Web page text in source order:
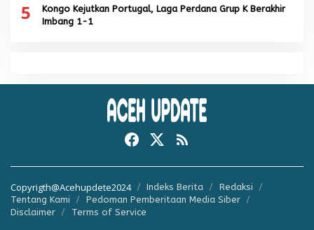
5
Kongo Kejutkan Portugal, Laga Perdana Grup K Berakhir
Imbang 1-1
Copyrigth@Acehupdete2024 Indeks Berita
Redaksi
Tentang Kami
Pedoman Pemberitaan Media Siber
Disclaimer
Terms of Service